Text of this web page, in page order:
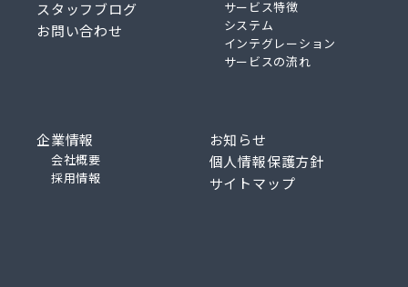
スタッフブログ
お問い合わせ
サービス特徴
システム
インテグレーション
サービスの流れ
企業情報
会社概要
採用情報
お知らせ
個人情報保護方針
サイトマップ